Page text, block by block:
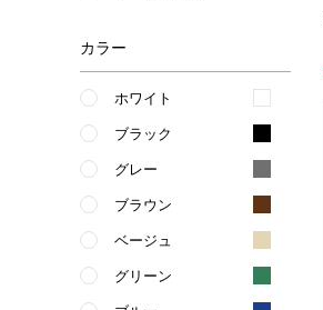
カラー
ホワイト
ブラック
グレー
ブラウン
ベージュ
グリーン